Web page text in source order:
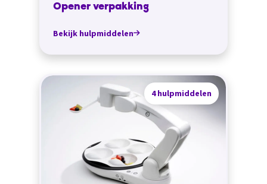
Opener verpakking
Bekijk hulpmiddelen
4 hulpmiddelen